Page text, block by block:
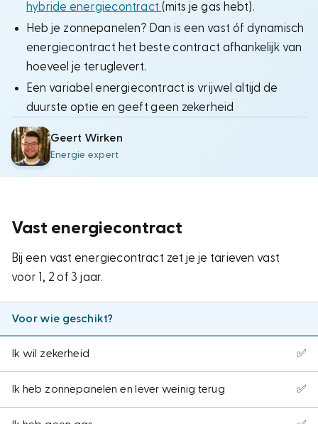
hybride energiecontract (mits je gas hebt).
Heb je zonnepanelen? Dan is een vast óf dynamisch
energiecontract het beste contract afhankelijk van
hoeveel je teruglevert.
Een variabel energiecontract is vrijwel altijd de
duurste optie en geeft geen zekerheid
Geert Wirken
Energie expert
Vast energiecontract
Bij een vast energiecontract zet je je tarieven vast
voor 1, 2 of 3 jaar.
Voor wie geschikt?
Ik wil zekerheid ✅
Ik heb zonnepanelen en lever weinig terug ✅